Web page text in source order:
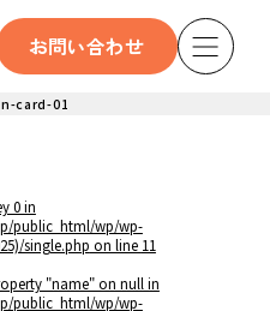
お問い合わせ
card-01
0 in
public_html/wp/wp-
single.php on line 11
"name" on null in
public_html/wp/wp-